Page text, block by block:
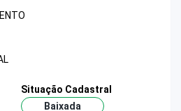
Situação Cadastral
Baixada